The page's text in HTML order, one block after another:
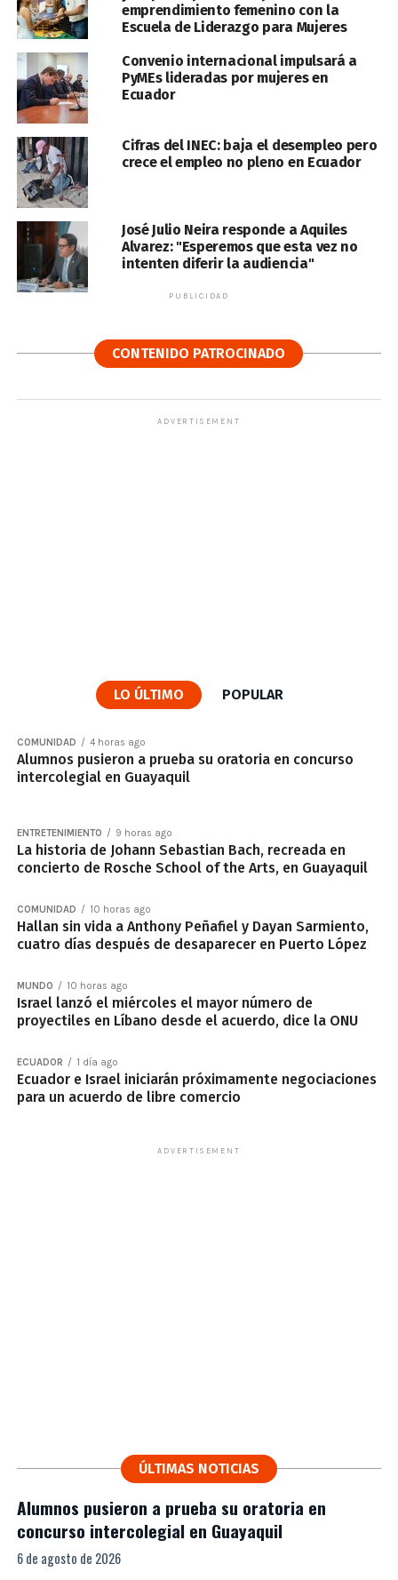
emprendimiento femenino con la
Escuela de Liderazgo para Mujeres
Convenio internacional impulsará a
PyMEs lideradas por mujeres en
Ecuador
Cifras del INEC: baja el desempleo pero
crece el empleo no pleno en Ecuador
José Julio Neira responde a Aquiles
Alvarez: "Esperemos que esta vez no
intenten diferir la audiencia"
PUBLICIDAD
CONTENIDO PATROCINADO
ADVERTISEMENT
LO ÚLTIMO POPULAR
COMUNIDAD 4 horas ago
Alumnos pusieron a prueba su oratoria en concurso
intercolegial en Guayaquil
ENTRETENIMIENTO 9 horas ago
La historia de Johann Sebastian Bach, recreada en
concierto de Rosche School of the Arts, en Guayaquil
COMUNIDAD 10 horas ago
Hallan sin vida a Anthony Peñafiel y Dayan Sarmiento,
cuatro días después de desaparecer en Puerto López
MUNDO 10 horas ago
Israel lanzó el miércoles el mayor número de
proyectiles en Líbano desde el acuerdo, dice la ONU
ECUADOR 1 día ago
Ecuador e Israel iniciarán próximamente negociaciones
para un acuerdo de libre comercio
ADVERTISEMENT
ÚLTIMAS NOTICIAS
Alumnos pusieron a prueba su oratoria en
concurso intercolegial en Guayaquil
6 de agosto de 2026